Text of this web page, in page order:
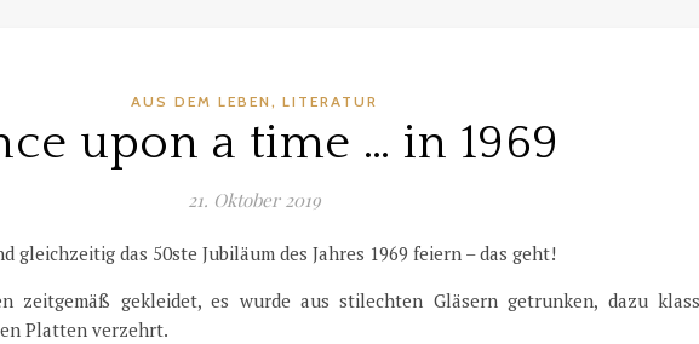
AUS DEM LEBEN , LITERATUR
upon a time … in 1969
21. Oktober 2019
gleichzeitig das 50ste Jubiläum des Jahres 1969 feiern – das geht!
zeitgemäß gekleidet, es wurde aus stilechten Gläsern getrunken, dazu
Platten verzehrt.